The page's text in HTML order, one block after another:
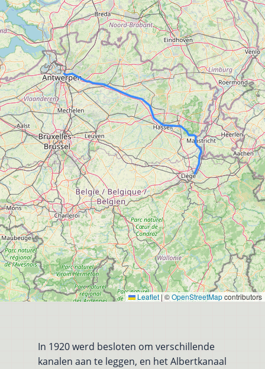
Leaflet |©OpenStreetMapcontributors
In 1920 werd besloten om verschillende
kanalen aan te leggen, en het Albertkanaal